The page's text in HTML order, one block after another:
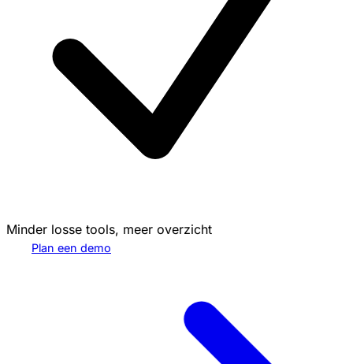
Minder losse tools, meer overzicht
Plan een demo